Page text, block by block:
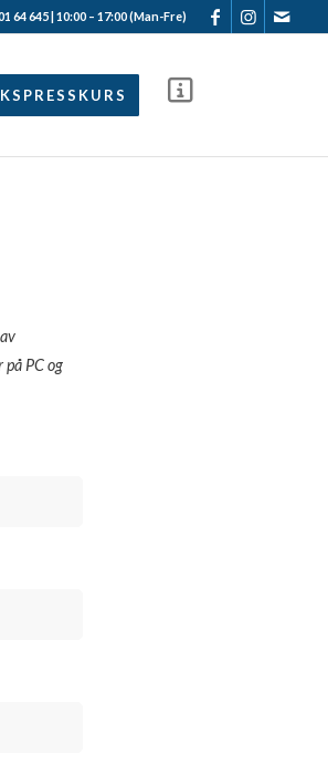
64 645 | 10:00 – 17:00 (Man-Fre)
PC og